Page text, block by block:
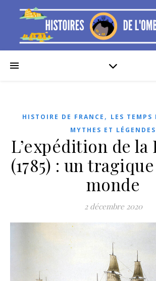
HISTOIRE DE FRANCE , LES TEMPS
MYTHES ET LÉGENDES
L’expédition de la
(1785) : un
monde
2 décembre 2020